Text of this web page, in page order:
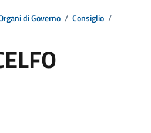
di Governo / Consiglio /